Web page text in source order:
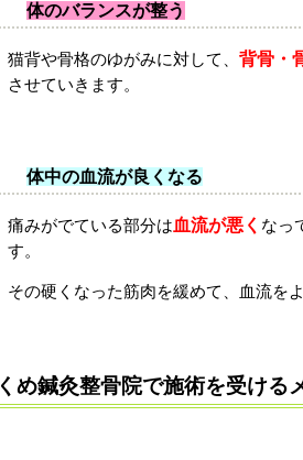
体のバランスが整う
猫背や骨格のゆがみに対して、 背骨・
させていきます。
体中の血流が良くなる
痛みがでている部分は血流が悪く なっ
す。
その硬くなった筋肉を緩めて、血流を
くめ鍼灸整骨院で施術を受ける